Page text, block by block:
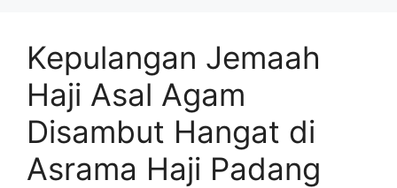
Kepulangan Jemaah
Haji Asal Agam
Disambut Hangat di
Asrama Haji Padang